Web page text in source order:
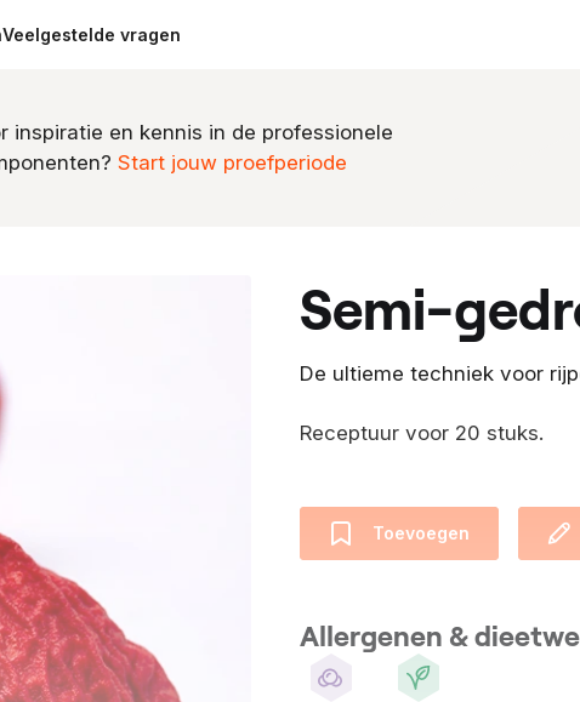
Veelgestelde vragen
inspiratie en kennis in de professionele
Start jouw proefperiode
semi-
De ultieme techniek voor
Receptuur voor 20 stuks.
Toevoegen
Allergenen &